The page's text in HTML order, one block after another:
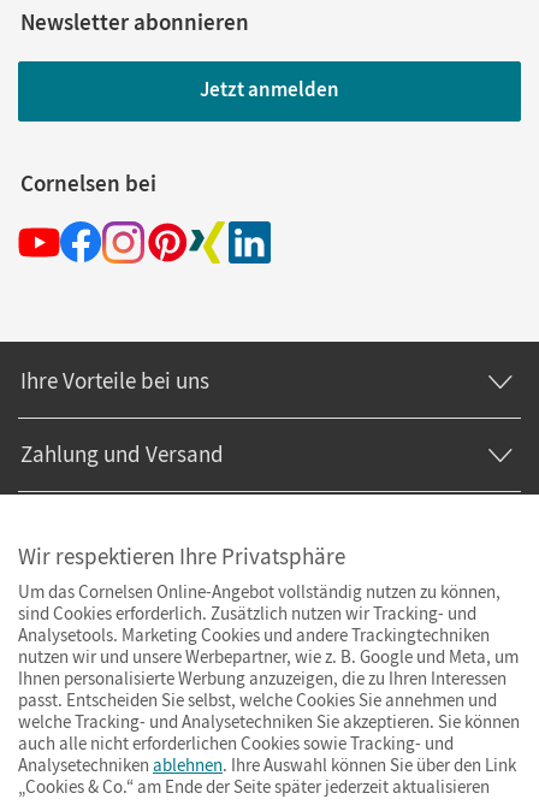
Newsletter abonnieren
Jetzt anmelden
Cornelsen bei
Ihre Vorteile bei uns
Zahlung und Versand
ImpressumAGBDatenschutzBarrierefreiheitCookies & Co.
Wir respektieren Ihre Privatsphäre
Um das Cornelsen Online-Angebot vollständig nutzen zu können,
sind Cookies erforderlich. Zusätzlich nutzen wir Tracking- und
Analysetools. Marketing Cookies und andere Trackingtechniken
nutzen wir und unsere Werbepartner, wie z. B. Google und Meta, um
Ihnen personalisierte Werbung anzuzeigen, die zu Ihren Interessen
passt. Entscheiden Sie selbst, welche Cookies Sie annehmen und
welche Tracking- und Analysetechniken Sie akzeptieren. Sie können
auch alle nicht erforderlichen Cookies sowie Tracking- und
Analysetechniken ablehnen. Ihre Auswahl können Sie über den Link
„Cookies & Co.“ am Ende der Seite später jederzeit aktualisieren